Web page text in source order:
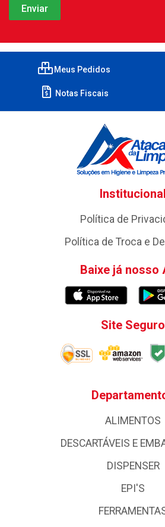
Meus Pedidos
Notas Fiscais
Institucional
Política de
Política de Troca e
Baixe já nosso
Site Seguro
ALIMENTOS
DESCARTÁVEIS E
DISPENSER
EPI'S